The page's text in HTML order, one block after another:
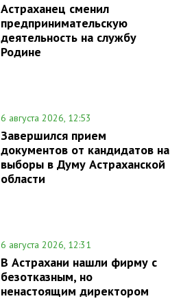
Астраханец сменил
предпринимательскую
деятельность на службу
Родине
6 августа 2026, 12:53
Завершился прием
документов от кандидатов на
выборы в Думу Астраханской
области
6 августа 2026, 12:31
В Астрахани нашли фирму с
безотказным, но
ненастоящим директором